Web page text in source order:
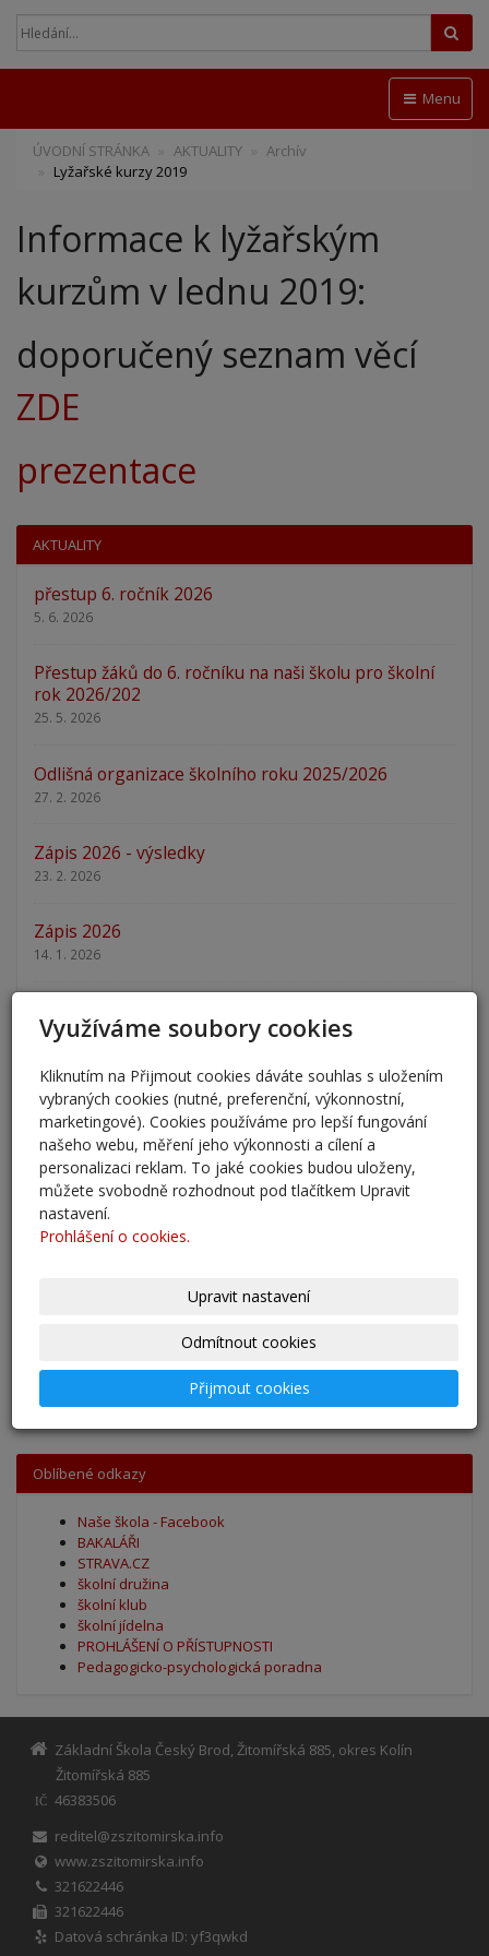
Menu
ÚVODNÍ STRÁNKA AKTUALITY
Archív
Lyžařské kurzy 2019
Informace k lyžařským
kurzům v lednu 2019:
doporučený seznam věcí
ZDE
prezentace
AKTUALITY
přestup 6. ročník 2026
5. 6. 2026
Přestup žáků do 6. ročníku na naši školu pro školní
rok 2026/202
25. 5. 2026
Odlišná organizace školního roku 2025/2026
27. 2. 2026
Zápis 2026 - výsledky
23. 2. 2026
Zápis 2026
14. 1. 2026
31. 8. 2025
Pěšky do školy
29. 8. 2025
Adaptační kurzy
27. 8. 2025
Zahájení školního roku 2025/2026
archív
Oblíbené odkazy
Naše škola - Facebook
BAKALÁŘI
STRAVA.CZ
školní družina
školní klub
školní jídelna
PROHLÁŠENÍ O PŘÍSTUPNOSTI
Pedagogicko-psychologická poradna
Základní Škola Český Brod, Žitomířská 885, okres Kolín
Žitomířská 885
IČ
46383506
reditel@zszitomirska.info
www.zszitomirska.info
321622446
321622446
Datová schránka ID: yf3qwkd
Využíváme soubory cookies
Kliknutím na Přijmout cookies dáváte souhlas s uložením
vybraných cookies (nutné, preferenční, výkonnostní,
marketingové). Cookies používáme pro lepší fungování
našeho webu, měření jeho výkonnosti a cílení a
personalizaci reklam. To jaké cookies budou uloženy,
můžete svobodně rozhodnout pod tlačítkem Upravit
nastavení.
Prohlášení o cookies.
Upravit nastavení
Odmítnout cookies
Přijmout cookies